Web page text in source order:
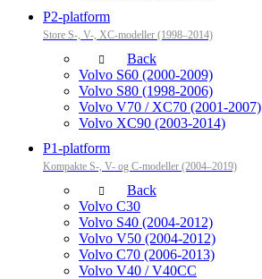
P2-platform
Store S-, V-, XC-modeller (1998–2014)
Back
Volvo S60 (2000-2009)
Volvo S80 (1998-2006)
Volvo V70 / XC70 (2001-2007)
Volvo XC90 (2003-2014)
P1-platform
Kompakte S-, V- og C-modeller (2004–2019)
Back
Volvo C30
Volvo S40 (2004-2012)
Volvo V50 (2004-2012)
Volvo C70 (2006-2013)
Volvo V40 / V40CC